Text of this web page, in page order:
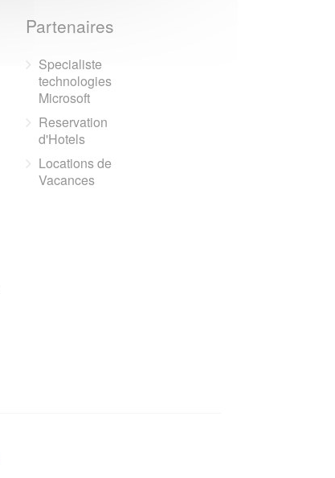
Partenaires
Specialiste
technologies
Microsoft
Reservation
d'Hotels
Locations de
Vacances